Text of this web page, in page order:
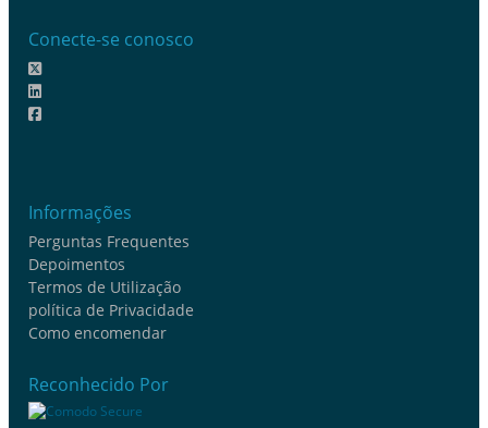
Conecte-se conosco
Informações
Perguntas Frequentes
Depoimentos
Termos de Utilização
política de Privacidade
Como encomendar
Reconhecido Por